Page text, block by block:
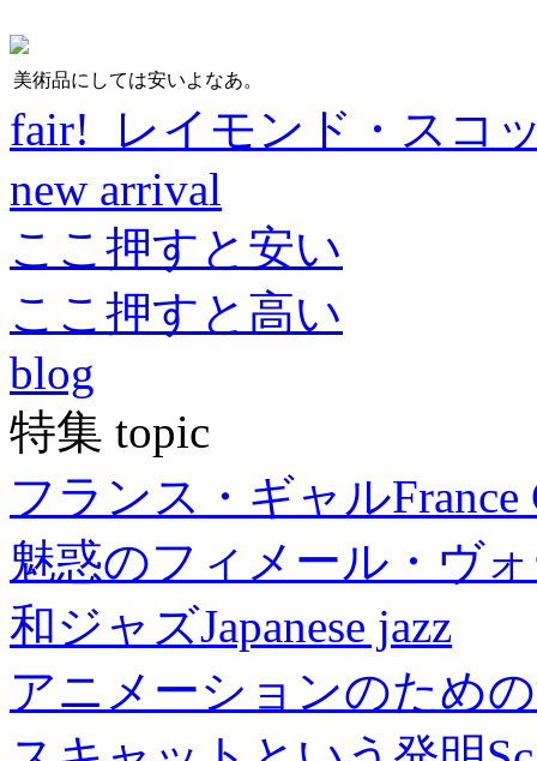
美術品にしては安いよなあ。
fair! レイモンド・スコ
new arrival
ここ押すと安い
ここ押すと高い
blog
特集 topic
フランス・ギャルFrance
魅惑のフィメール・ヴ
和ジャズJapanese jazz
アニメーションのため